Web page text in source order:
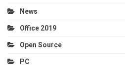
News
Office 2019
Open Source
PC